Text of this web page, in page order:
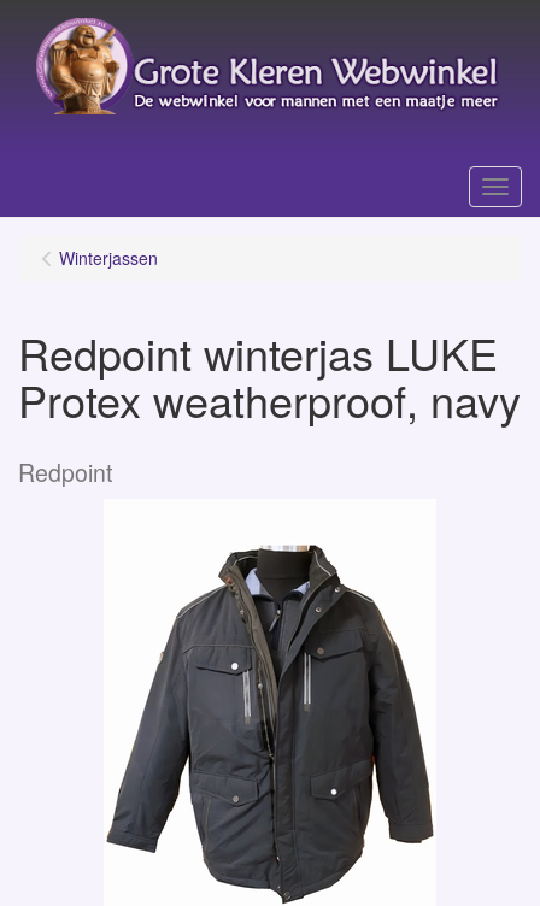
Menu
Winterjassen
Redpoint winterjas LUKE
Protex weatherproof, navy
Redpoint